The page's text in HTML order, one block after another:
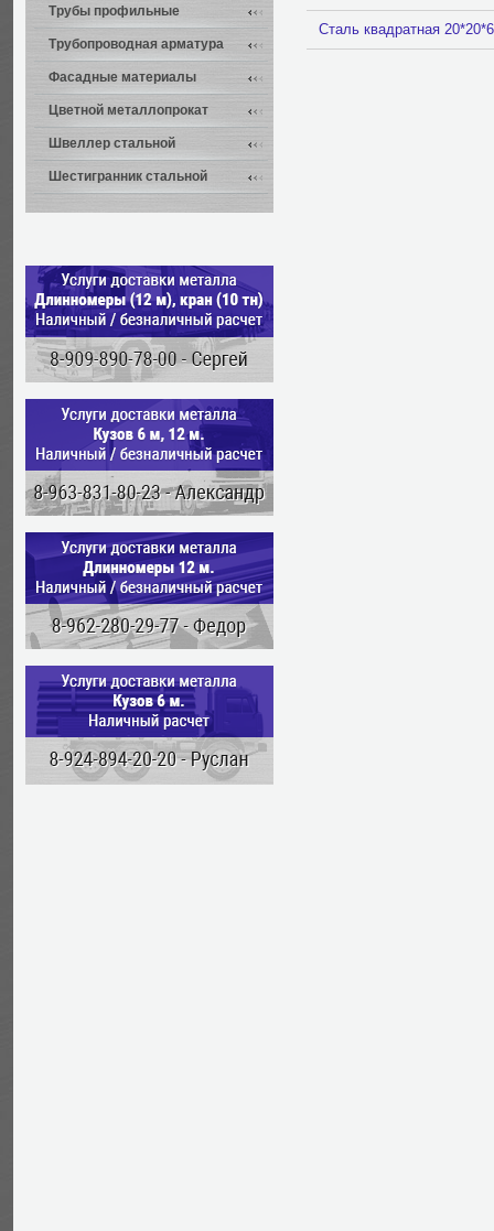
Сталь квадратная
Трубы профильные
Трубопроводная арматура
Фасадные материалы
Цветной металлопрокат
Швеллер стальной
Шестигранник стальной